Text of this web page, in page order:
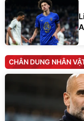
CHÂN DUNG NHÂN